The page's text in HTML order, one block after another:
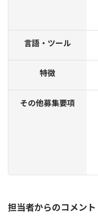
言語・ツール
特徴
その他募集要項
担当者からのコメント